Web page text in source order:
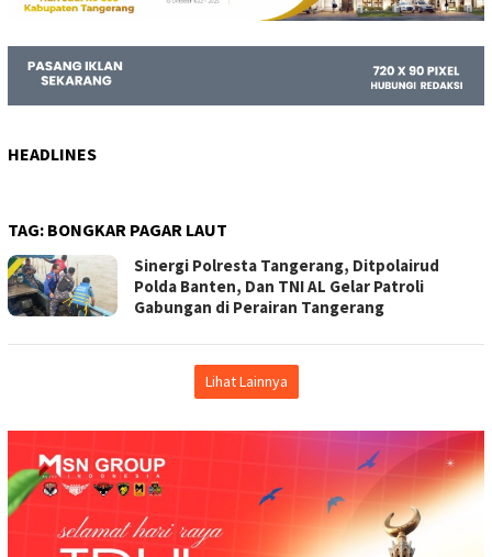
HEADLINES
TAG: BONGKAR PAGAR LAUT
Sinergi Polresta Tangerang, Ditpolairud
Polda Banten, Dan TNI AL Gelar Patroli
Gabungan di Perairan Tangerang
Lihat Lainnya